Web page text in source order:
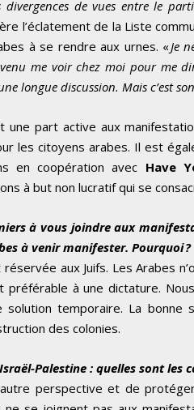
de vues entre le
l’éclatement de la Liste
à se rendre aux urnes. «Je
me voir chez moi pour me
longue discussion. Mais c’est
une part active aux
les citoyens arabes. Il est
en coopération avec Have
à but non lucratif qui se
à vous joindre aux
à venir manifester. Pourquoi ?
aux Juifs. Les Arabes
préférable à une dictature.
solution temporaire. La
des colonies.
Palestine : quelles sont les
autre perspective et de